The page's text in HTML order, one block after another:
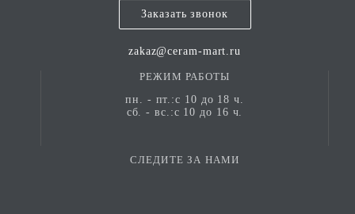
Заказать звонок
zakaz@ceram-mart.ru
РЕЖИМ РАБОТЫ
пн. - пт.:с 10 до 18 ч.
сб. - вс.:с 10 до 16 ч.
СЛЕДИТЕ ЗА НАМИ